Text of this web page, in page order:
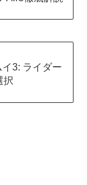
3: ライダー
択